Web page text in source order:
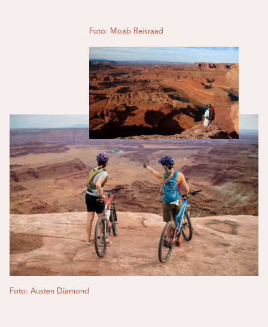
Foto: Moab Reisraad
Foto: Austen Diamond